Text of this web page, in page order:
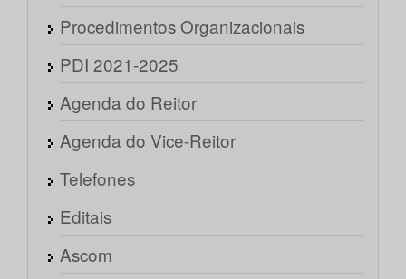
Procedimentos Organizacionais
PDI 2021-2025
Agenda do Reitor
Agenda do Vice-Reitor
Telefones
Editais
Ascom